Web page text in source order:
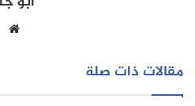
مقالات ذات صلة